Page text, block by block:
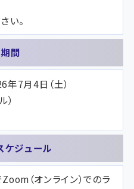
い。
間
7月4日（土）
ケジュール
（オンライン）でのラ